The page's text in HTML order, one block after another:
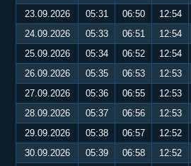
23.09.2026
05:31 06:50 12:54
24.09.2026
05:33 06:51 12:54
25.09.2026
05:34 06:52 12:54
26.09.2026
05:35 06:53 12:53
27.09.2026
05:36 06:55 12:53
28.09.2026
05:37 06:56 12:53
29.09.2026
05:38 06:57 12:52
30.09.2026
05:39 06:58 12:52